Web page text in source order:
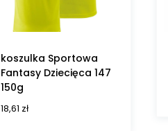
koszulka Sportowa
Fantasy Dziecięca 147
150g
18,61 zł